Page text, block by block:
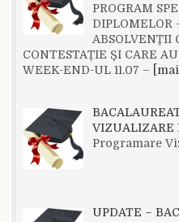
PROGRAM
DIPLOMELOR
ABSOLVENȚII
CONTESTAȚIE ȘI CARE
WEEK-END-UL 11.07 –
VIZUALIZARE
Programare
UPDATE –